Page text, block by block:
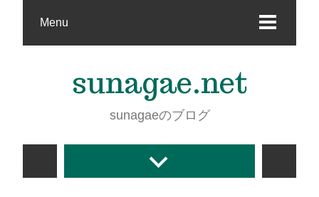
Menu
sunagae.net
sunagaeのブログ